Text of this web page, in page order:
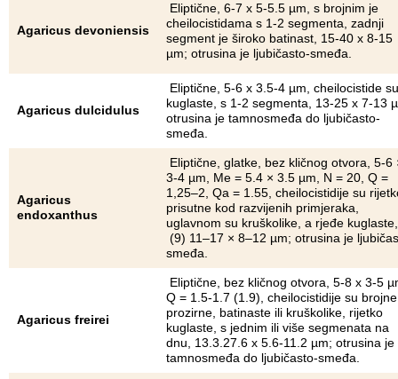
Agaricus devoniensis
Eliptične, 6-7 x 5-5.5 µm, s brojnim je
cheilocistidama s 1-2 segmenta, zadnji
segment je široko batinast, 15-40 x 8-15
µm; otrusina je ljubičasto-smeđa.
Agaricus dulcidulus
Eliptične, 5-6 x 3.5-4 µm, cheilocistide su
kuglaste, s 1-2 segmenta, 13-25 x 7-13
otrusina je tamnosmeđa do ljubičasto-
smeđa.
Agaricus
endoxanthus
Eliptične, glatke, bez kličnog otvora, 5-6
3-4 µm, Me = 5.4 × 3.5 µm, N = 20, Q =
1,25–2, Qa = 1.55, cheilocistidije su
prisutne kod razvijenih primjeraka,
uglavnom su kruškolike, a rjeđe kuglaste,
(9) 11–17 × 8–12 µm; otrusina je
smeđa.
Agaricus freirei
Eliptične, bez kličnog otvora, 5-8 x 3-5
Q = 1.5-1.7 (1.9), cheilocistidije su
prozirne, batinaste ili kruškolike, rijetko
kuglaste, s jednim ili više segmenata na
dnu, 13.3.27.6 x 5.6-11.2 µm; otrusina je
tamnosmeđa do ljubičasto-smeđa.